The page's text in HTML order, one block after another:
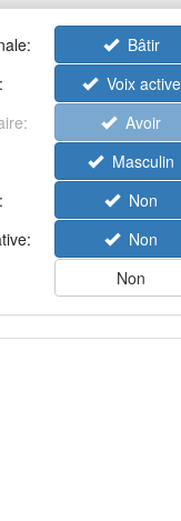
Bâtir
Voix active
Avoir
Masculin
Non
Non
Non